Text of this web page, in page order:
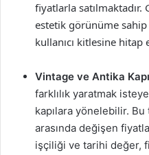
fiyatlarla
estetik görünüme
kullanıcı kitlesine hitap
Vintage ve Antika
farklılık yaratmak
kapılara yönelebilir.
arasında değişen
işçiliği ve tarihi değer,